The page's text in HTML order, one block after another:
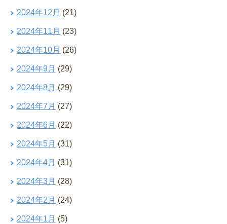
2024年12月 (21)
2024年11月 (23)
2024年10月 (26)
2024年9月 (29)
2024年8月 (29)
2024年7月 (27)
2024年6月 (22)
2024年5月 (31)
2024年4月 (31)
2024年3月 (28)
2024年2月 (24)
2024年1月 (5)